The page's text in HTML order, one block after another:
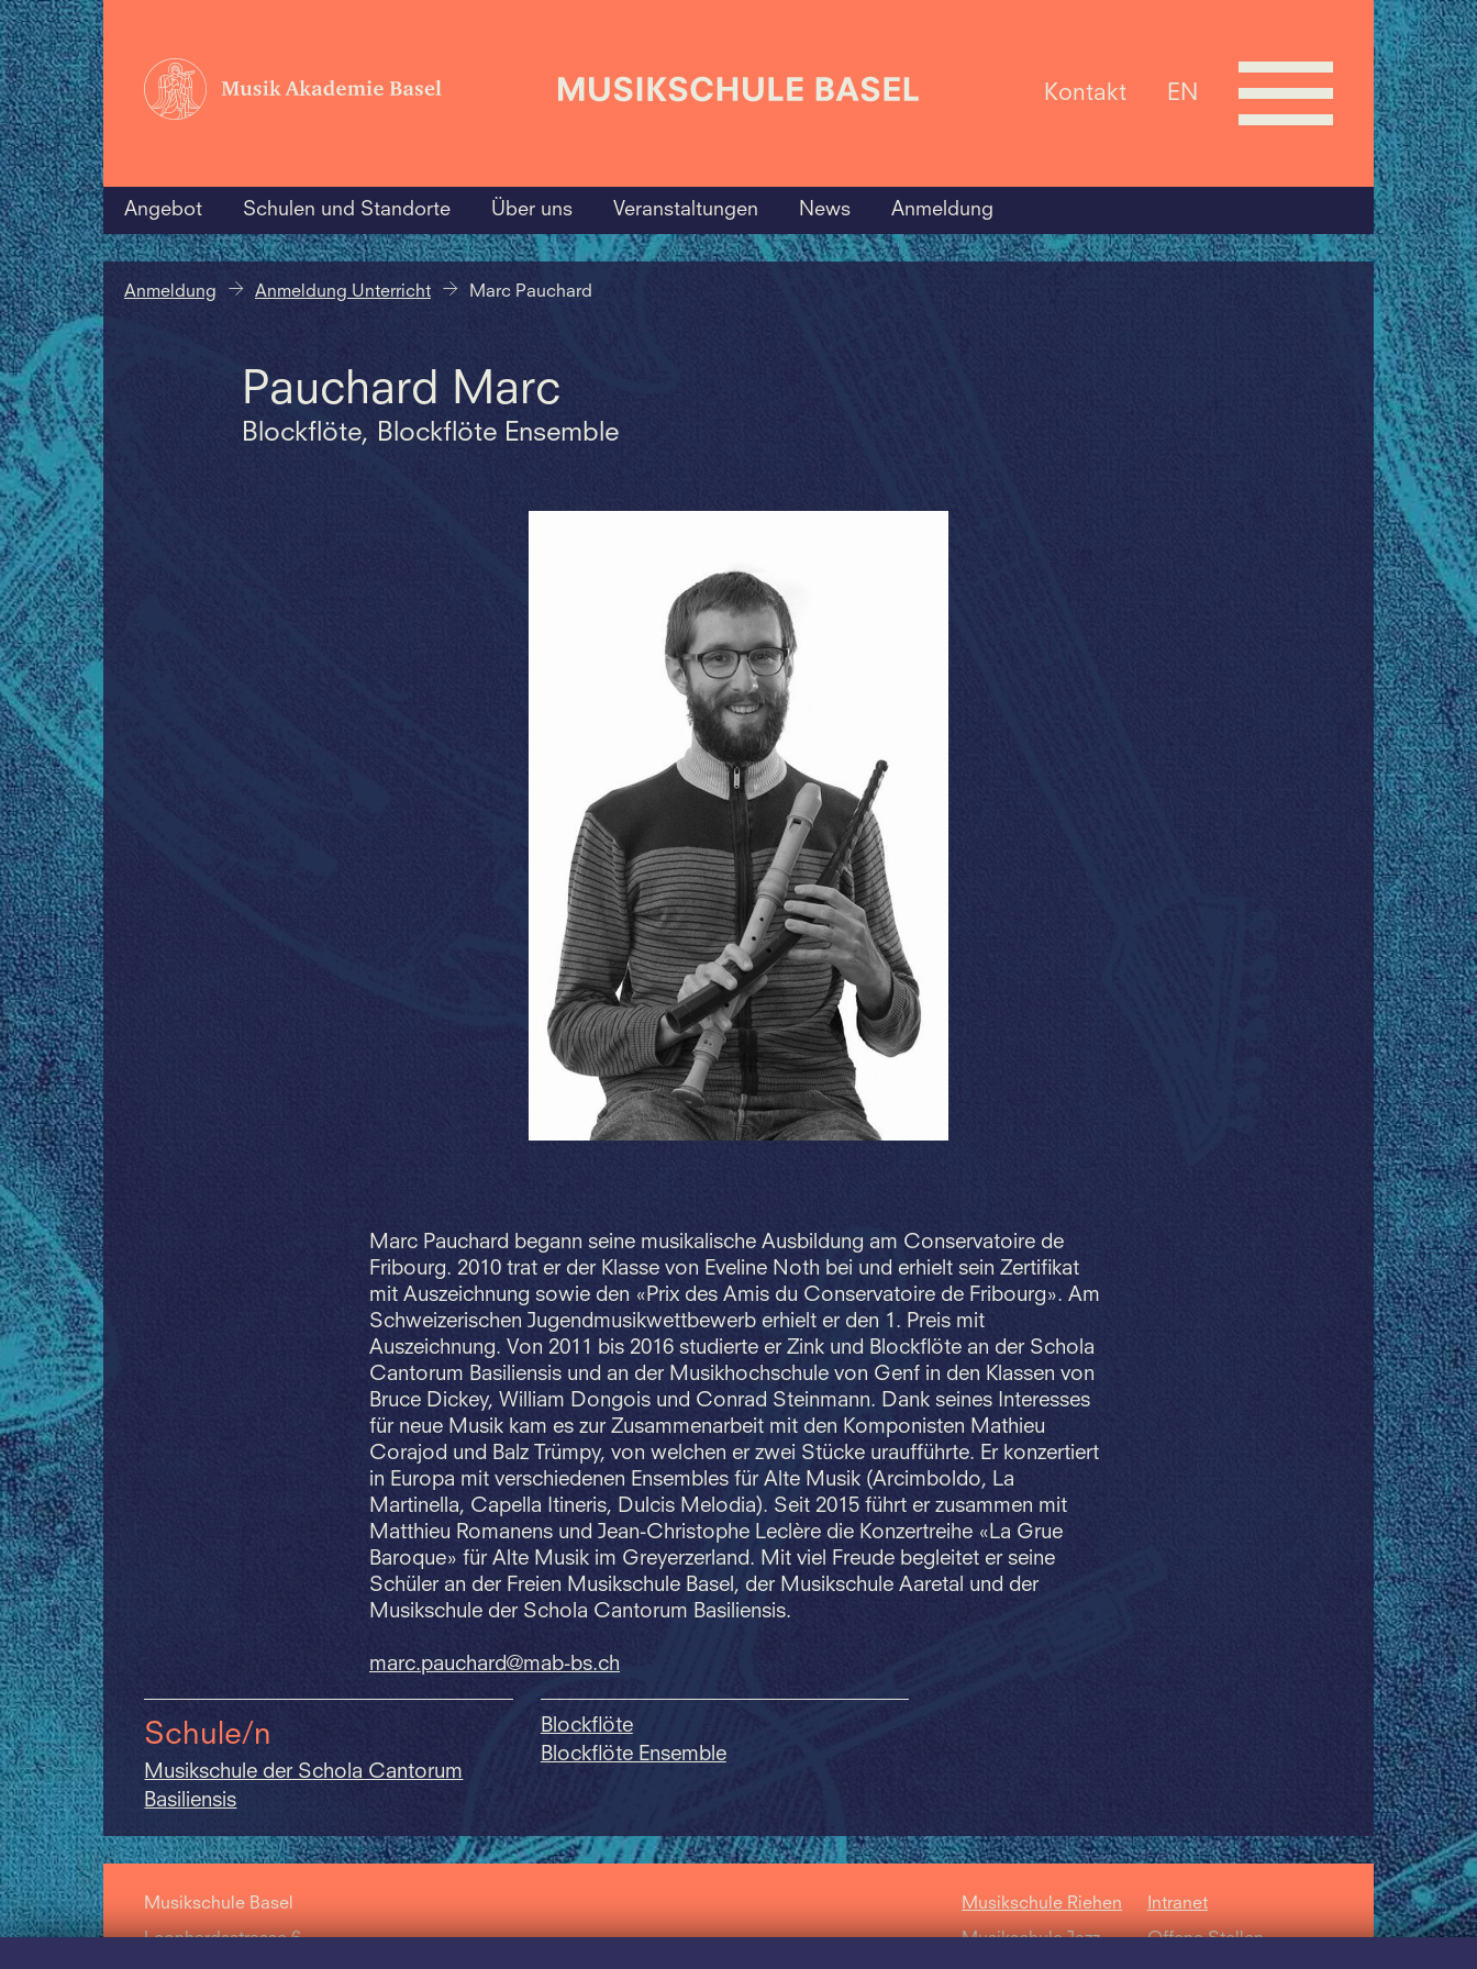
Kontakt EN
Angebot Schulen und Standorte Über uns Veranstaltungen News Anmeldung
Anmeldung Anmeldung Unterricht Marc Pauchard
Pauchard Marc
Blockflöte, Blockflöte Ensemble
Marc Pauchard begann seine musikalische Ausbildung am Conservatoire de
Fribourg. 2010 trat er der Klasse von Eveline Noth bei und erhielt sein Zertifikat
mit Auszeichnung sowie den «Prix des Amis du Conservatoire de Fribourg». Am
Schweizerischen Jugendmusikwettbewerb erhielt er den 1. Preis mit
Auszeichnung. Von 2011 bis 2016 studierte er Zink und Blockflöte an der Schola
Cantorum Basiliensis und an der Musikhochschule von Genf in den Klassen von
Bruce Dickey, William Dongois und Conrad Steinmann. Dank seines Interesses
für neue Musik kam es zur Zusammenarbeit mit den Komponisten Mathieu
Corajod und Balz Trümpy, von welchen er zwei Stücke uraufführte. Er konzertiert
in Europa mit verschiedenen Ensembles für Alte Musik (Arcimboldo, La
Martinella, Capella Itineris, Dulcis Melodia). Seit 2015 führt er zusammen mit
Matthieu Romanens und Jean-Christophe Leclère die Konzertreihe «La Grue
Baroque» für Alte Musik im Greyerzerland. Mit viel Freude begleitet er seine
Schüler an der Freien Musikschule Basel, der Musikschule Aaretal und der
Musikschule der Schola Cantorum Basiliensis.
marc.pauchard@mab-bs.ch
Schule/n
Musikschule der Schola Cantorum
Basiliensis
Blockflöte
Blockflöte Ensemble
Musikschule Basel
Leonhardsstrasse 6
Musikschule Riehen
Musikschule Jazz
Intranet
Offene Stellen